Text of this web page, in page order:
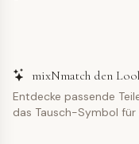
mixNmatch den
Entdecke passende
das Tausch-Symbol für